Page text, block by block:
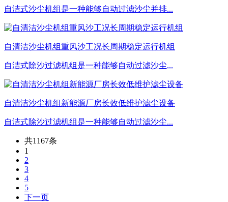
自洁式沙尘机组是一种能够自动过滤沙尘并排...
自清洁沙尘机组重风沙工况长周期稳定运行机组
自洁式除沙过滤机组是一种能够自动过滤沙尘...
自清洁沙尘机组新能源厂房长效低维护滤尘设备
自洁式除沙过滤机组是一种能够自动过滤沙尘...
共1167条
1
2
3
4
5
下一页